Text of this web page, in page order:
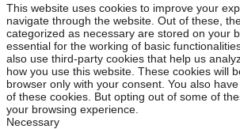
This website uses cookies to improve your
navigate through the website. Out of these,
categorized as necessary are stored on your
essential for the working of basic
also use third-party cookies that help us
how you use this website. These cookies will
browser only with your consent. You also
of these cookies. But opting out of some of
your browsing experience.
Necessary